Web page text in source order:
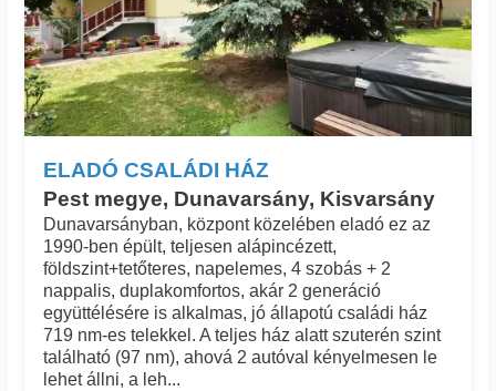
ELADÓ CSALÁDI HÁZ
Pest megye, Dunavarsány, Kisvarsány
Dunavarsányban, központ közelében eladó ez az
1990-ben épült, teljesen alápincézett,
földszint+tetőteres, napelemes, 4 szobás + 2
nappalis, duplakomfortos, akár 2 generáció
együttélésére is alkalmas, jó állapotú családi ház
719 nm-es telekkel. A teljes ház alatt szuterén szint
található (97 nm), ahová 2 autóval kényelmesen le
lehet állni, a leh...